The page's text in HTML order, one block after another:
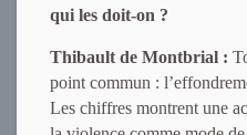
qui les doit-on ?
Thibault de Montbrial :
point commun :
Les chiffres montrent une